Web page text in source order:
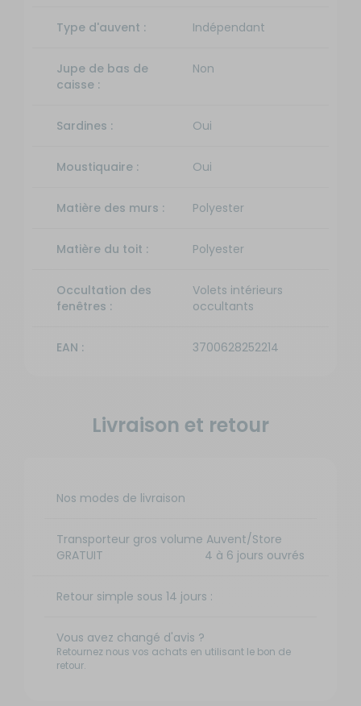
Type d'auvent : Indépendant
Jupe de bas de
caisse :
Non
Sardines : Oui
Moustiquaire : Oui
Matière des murs : Polyester
Matière du toit : Polyester
Occultation des
fenêtres :
Volets intérieurs
occultants
EAN : 3700628252214
Livraison et retour
Nos modes de livraison
Transporteur gros volume Auvent/Store
GRATUIT
4 à 6 jours ouvrés
Retour simple sous 14 jours :
Vous avez changé d'avis ?
Retournez nous vos achats en utilisant le bon de
retour.